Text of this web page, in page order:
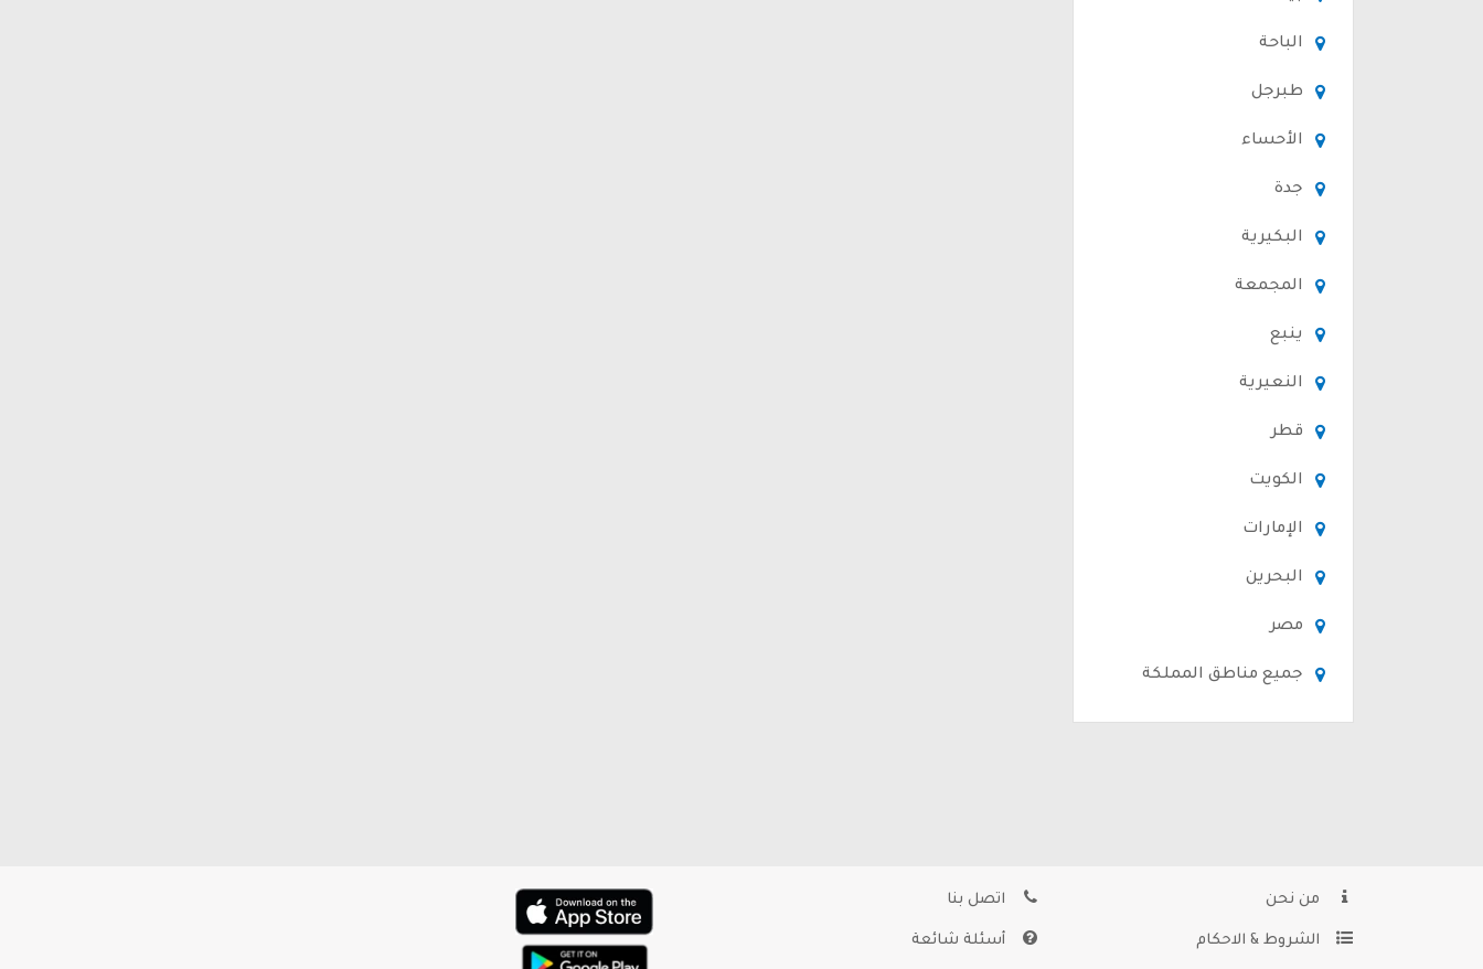
الباحة
طبرجل
الأحساء
جدة
البكيرية
المجمعة
ينبع
النعيرية
قطر
الكويت
الإمارات
البحرين
مصر
جميع مناطق المملكة
من نحن
الشروط & الاحكام
اتصل بنا
أسئلة شائعة